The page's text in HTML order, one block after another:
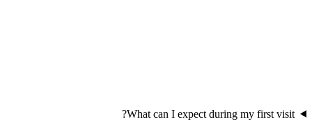
What can I expect during my first visit?